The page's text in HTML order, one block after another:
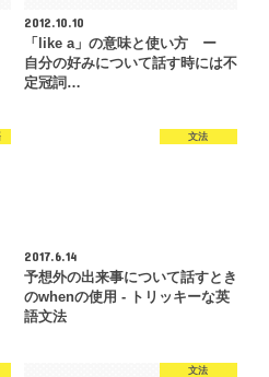
2012.10.10
「like a」の意味と使い方 ー
自分の好みについて話す時には不
定冠詞…
文法
2017.6.14
予想外の出来事について話すとき
のwhenの使用 - トリッキーな英
語文法
文法